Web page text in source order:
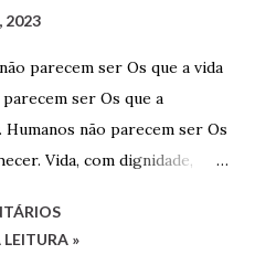
2023
parecem ser Os que a vida
ser Os que a
não parecem ser Os
Vida, com dignidade,
de uma sociedade Que
há que ser humano direito
»